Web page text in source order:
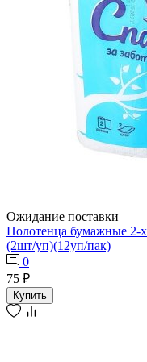
Ожидание поставки
Полотенца бумажные
(2шт/уп)(12уп/пак)
0
75 ₽
Купить